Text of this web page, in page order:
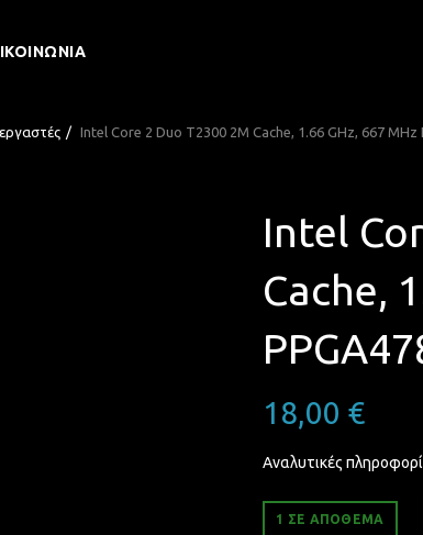
Intel Core 2 Duo T2300 2M Cache, 1.66 GHz, 667 MHz
Intel
Cache,
18,00 €
Αναλυτικές
1 ΣΕ ΑΠΌΘΕΜΑ